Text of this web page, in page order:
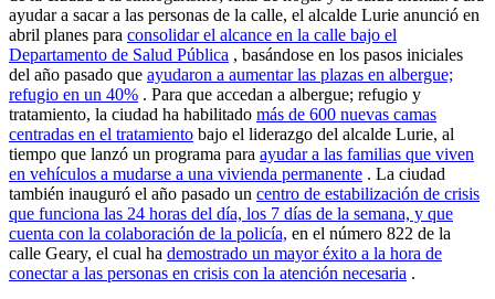
ayudar a sacar a las personas de la calle, el alcalde Lurie anunció en
abril planes para consolidar el alcance en la calle bajo el
Departamento de Salud Pública , basándose en los pasos iniciales
del año pasado que ayudaron a aumentar las plazas en albergue;
refugio en un 40% . Para que accedan a albergue; refugio y
tratamiento, la ciudad ha habilitado más de 600 nuevas camas
centradas en el tratamiento bajo el liderazgo del alcalde Lurie, al
tiempo que lanzó un programa para ayudar a las familias que viven
en vehículos a mudarse a una vivienda permanente . La ciudad
también inauguró el año pasado un centro de estabilización de crisis
que funciona las 24 horas del día, los 7 días de la semana, y que
cuenta con la colaboración de la policía, en el número 822 de la
calle Geary, el cual ha demostrado un mayor éxito a la hora de
conectar a las personas en crisis con la atención necesaria .